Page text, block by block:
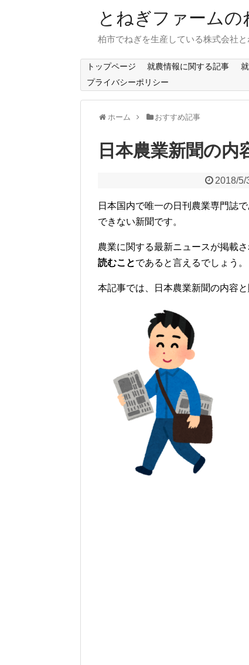
とねぎファーム
柏市でねぎを生産している株式会社
トップページ 就農情報に関する記事
プライバシーポリシー
ホーム おすすめ記事
日本農業新聞の内
2018/5/
日本国内で唯一の日刊農業専門誌で
できない新聞です。
農業に関する最新ニュースが掲載さ
読むことであると言えるでしょう。
本記事では、日本農業新聞の内容